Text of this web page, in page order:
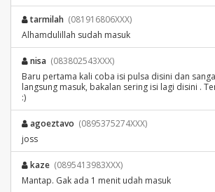
tarmilah (081916806XXX)
Alhamdulillah sudah masuk
nisa (083802543XXX)
Baru pertama kali coba isi pulsa disini dan
langsung masuk, bakalan sering isi lagi disini .
:)
agoeztavo (0895375274XXX)
joss
kaze (0895413983XXX)
Mantap. Gak ada 1 menit udah masuk